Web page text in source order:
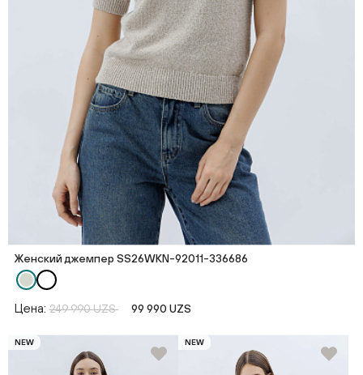
Женский джемпер SS26WKN-92011-336686
Цена: 249 990 UZS 99 990 UZS
NEW NEW